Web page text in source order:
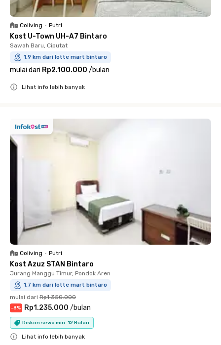
Coliving • Putri
Kost U-Town UH-A7 Bintaro
Sawah Baru, Ciputat
1.9 km dari lotte mart bintaro
mulai dari Rp2.100.000 /bulan
Lihat info lebih banyak
Coliving • Putri
Kost Azuz STAN Bintaro
Jurang Manggu Timur, Pondok Aren
1.7 km dari lotte mart bintaro
mulai dari Rp1.350.000
-8% Rp1.235.000 /bulan
Diskon sewa min. 12 Bulan
Lihat info lebih banyak